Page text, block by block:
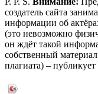
создатель сайта
информации об
(это невозможно
он ждёт такой
собственный
плагиата) – публикует